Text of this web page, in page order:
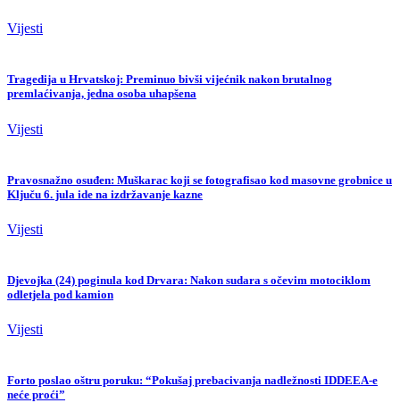
Vijesti
Tragedija u Hrvatskoj: Preminuo bivši vijećnik nakon brutalnog
premlaćivanja, jedna osoba uhapšena
Vijesti
Pravosnažno osuđen: Muškarac koji se fotografisao kod masovne grobnice u
Ključu 6. jula ide na izdržavanje kazne
Vijesti
Djevojka (24) poginula kod Drvara: Nakon sudara s očevim motociklom
odletjela pod kamion
Vijesti
Forto poslao oštru poruku: “Pokušaj prebacivanja nadležnosti IDDEEA-e
neće proći”